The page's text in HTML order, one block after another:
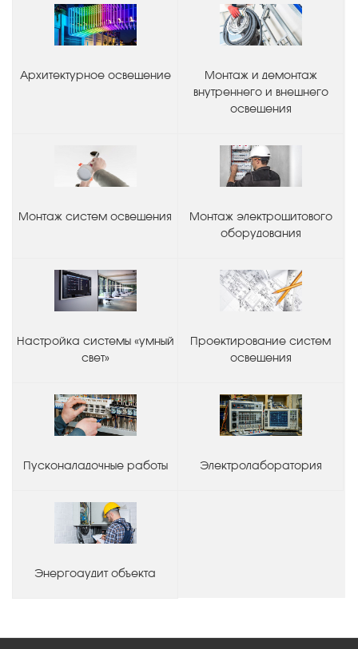
Архитектурное освещение
Монтаж и демонтаж
внутреннего и внешнего
освещения
Монтаж систем освещения
Монтаж электрощитового
оборудования
Настройка системы «умный
свет»
Проектирование систем
освещения
Пусконаладочные работы Электролаборатория
Энергоаудит объекта